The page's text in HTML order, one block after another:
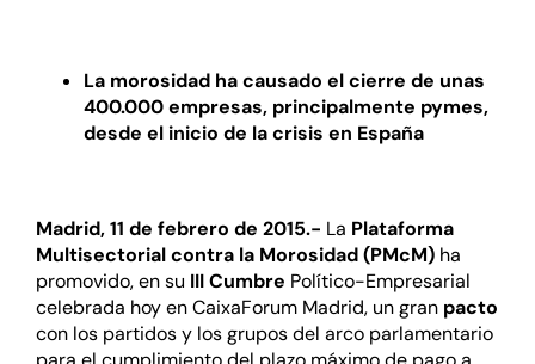
La morosidad ha causado el cierre de unas
400.000 empresas, principalmente pymes,
desde el inicio de la crisis en España
Madrid, 11 de febrero de 2015.- La Plataforma
Multisectorial contra la Morosidad (PMcM)ha
promovido, en su III Cumbre Político-Empresarial
celebrada hoy en CaixaForum Madrid, un gran pacto
con los partidos y los grupos del arco parlamentario